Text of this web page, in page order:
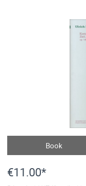
Book
€11.00*